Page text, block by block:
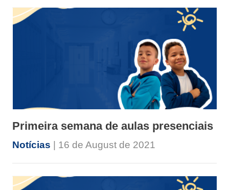
Primeira semana de aulas presenciais
Notícias | 16 de August de 2021